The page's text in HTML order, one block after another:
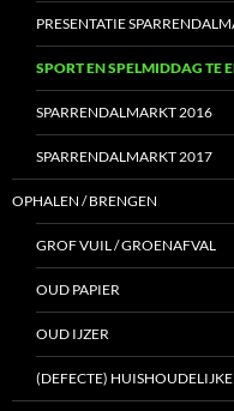
PRESENTATIE
SPORT EN SPELMIDDAG TE
SPARRENDALMARKT 2016
SPARRENDALMARKT 2017
OPHALEN / BRENGEN
GROF VUIL / GROENAFVAL
OUD PAPIER
OUD IJZER
(DEFECTE) HUISHOUDELIJKE